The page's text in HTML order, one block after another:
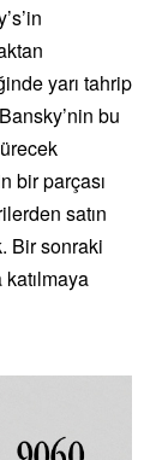
yarı tahrip
bu
bir parçası
satın
Bir sonraki